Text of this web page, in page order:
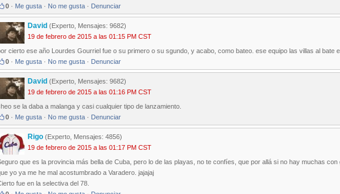
0 · Me gusta · No me gusta · Denunciar
David (Experto, Mensajes: 9682)
19 de febrero de 2015 a las 01:15 PM CST
cierto ese año Lourdes Gourriel fue o su primero o su sgundo, y acabo, como bateo. ese equipo las villas al bate
0 · Me gusta · No me gusta · Denunciar
David (Experto, Mensajes: 9682)
19 de febrero de 2015 a las 01:16 PM CST
se la daba a malanga y casi cualquier tipo de lanzamiento.
0 · Me gusta · No me gusta · Denunciar
Rigo (Experto, Mensajes: 4856)
19 de febrero de 2015 a las 01:17 PM CST
que es la provincia más bella de Cuba, pero lo de las playas, no te confíes, que por allá si no hay muchas
yo ya me he mal acostumbrado a Varadero. jajajaj
fue en la selectiva del 78.